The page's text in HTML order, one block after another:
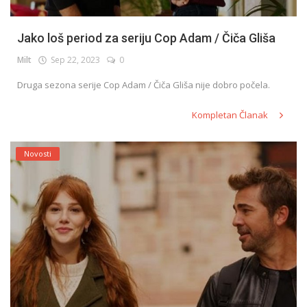
Jako loš period za seriju Cop Adam / Čiča Gliša
Milt Sep 22, 2023 0
Druga sezona serije Cop Adam / Čiča Gliša nije dobro počela.
Kompletan Članak
Novosti